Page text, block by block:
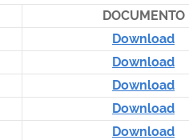
DOCUMENTO
Download
Download
Download
Download
Download